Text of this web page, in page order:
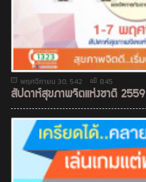
พฤศจิกายน 30, 542 845
สัปดาห์สุขภาพจิตแห่งชาติ 2559